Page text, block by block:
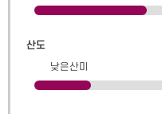
산도
낮은산미